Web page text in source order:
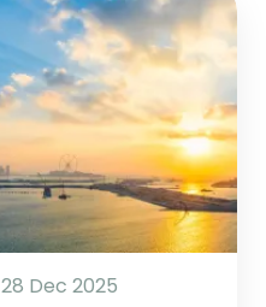
28 Dec 2025